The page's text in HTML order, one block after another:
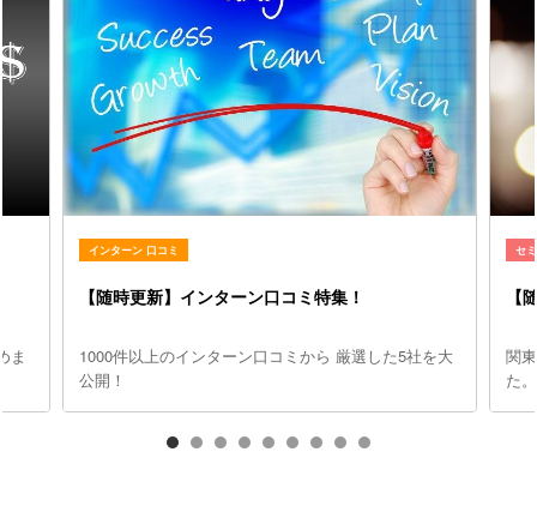
ま
インターン 口コミ
【随時更新】インターン口コミ特集！
1000件以上のインターン口コミから 厳選した5社を大
公開！
セ
【
関
た。